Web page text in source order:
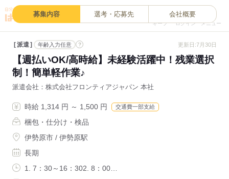
キープ ログイン メニュー
募集内容 選考・応募先 会社概要
派遣 年齢入力任意 ? 更新日:7月30日
【週払いOK/高時給】未経験活躍中！残業選択
制！簡単軽作業♪
派遣会社 株式会社フロンティアジャパン 本社
時給 1,314 円 ～ 1,500 円 交通費一部支給
梱包・仕分け・検品
伊勢原市 / 伊勢原駅
長期
1. 7：30～16：302. 8：00…